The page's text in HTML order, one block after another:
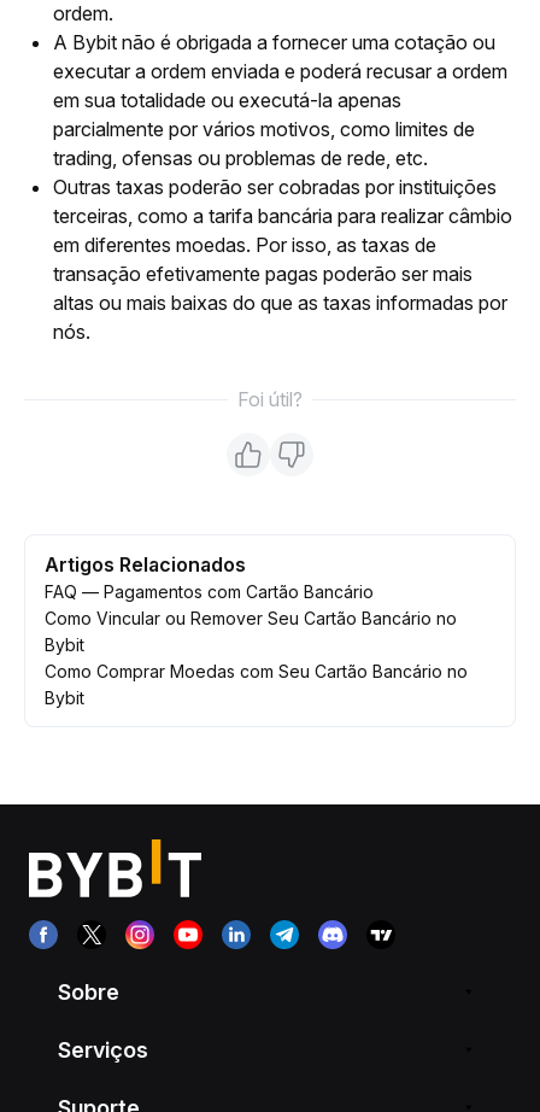
ordem.
A Bybit não é obrigada a fornecer uma cotação ou
executar a ordem enviada e poderá recusar a ordem
em sua totalidade ou executá-la apenas
parcialmente por vários motivos, como limites de
trading, ofensas ou problemas de rede, etc.
Outras taxas poderão ser cobradas por instituições
terceiras, como a tarifa bancária para realizar câmbio
em diferentes moedas. Por isso, as taxas de
transação efetivamente pagas poderão ser mais
altas ou mais baixas do que as taxas informadas por
nós.
Foi útil?
Artigos Relacionados
FAQ — Pagamentos com Cartão Bancário
Como Vincular ou Remover Seu Cartão Bancário no
Bybit
Como Comprar Moedas com Seu Cartão Bancário no
Bybit
Sobre
Serviços